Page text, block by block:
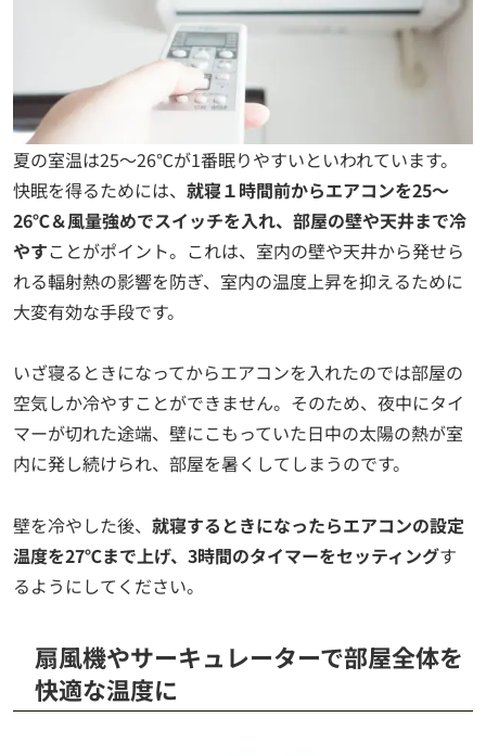
夏の室温は25～26℃が1番眠りやすいといわれています。
快眠を得るためには、 就寝１時間前からエアコンを25～
26℃＆風量強めでスイッチを入れ、部屋の壁や天井まで冷
やすことがポイント。これは、室内の壁や天井から発せら
れる輻射熱の影響を防ぎ、室内の温度上昇を抑えるために
大変有効な手段です。
いざ寝るときになってからエアコンを入れたのでは部屋の
空気しか冷やすことができません。そのため、夜中にタイ
マーが切れた途端、壁にこもっていた日中の太陽の熱が室
内に発し続けられ、部屋を暑くしてしまうのです。
壁を冷やした後、 就寝するときになったらエアコンの設定
温度を27℃まで上げ、3時間のタイマーをセッティングす
るようにしてください。
扇風機やサーキュレーターで部屋全体を
快適な温度に